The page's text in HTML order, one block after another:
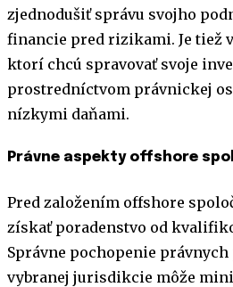
zjednodušiť správu svojho
financie pred rizikami. Je tiež
ktorí chcú spravovať svoje
prostredníctvom právnickej
nízkymi daňami.
Právne aspekty offshore
Pred založením offshore
získať poradenstvo od
Správne pochopenie právnych
vybranej jurisdikcie môže